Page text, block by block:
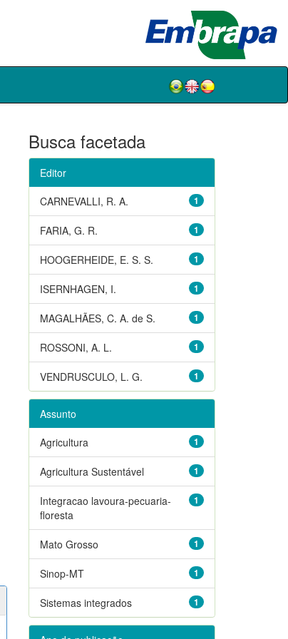
Busca facetada
Editor
1
CARNEVALLI, R. A.
1
FARIA, G. R.
1
HOOGERHEIDE, E. S. S.
1
ISERNHAGEN, I.
1
MAGALHÃES, C. A. de S.
1
ROSSONI, A. L.
1
VENDRUSCULO, L. G.
Assunto
1
Agricultura
1
Agricultura Sustentável
1
Integracao lavoura-pecuaria-
floresta
1
Mato Grosso
1
Sinop-MT
1
Sistemas integrados